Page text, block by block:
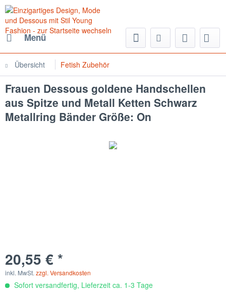
Menü
Übersicht Fetish Zubehör
Frauen Dessous goldene Handschellen
aus Spitze und Metall Ketten Schwarz
Metallring Bänder Größe: On
20,55 € *
inkl. MwSt. zzgl. Versandkosten
Sofort versandfertig, Lieferzeit ca. 1-3 Tage